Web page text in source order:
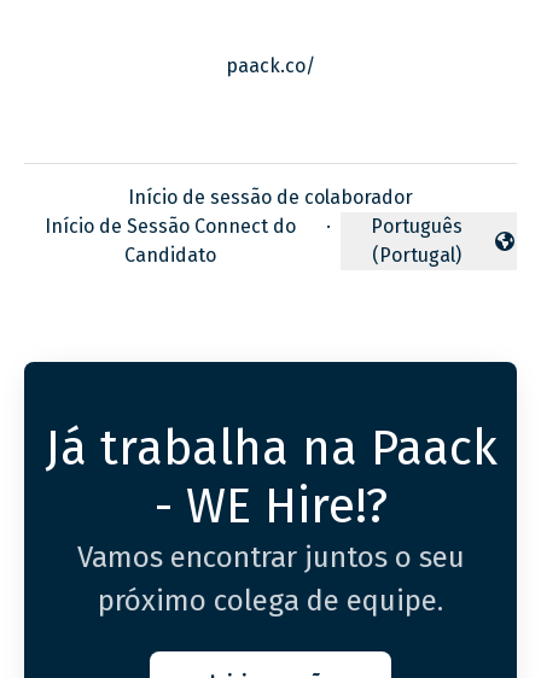
paack.co/
Início de sessão de colaborador
Início de Sessão Connect do
Candidato
·
Alterar idioma
Português
(Portugal)
Já trabalha na Paack
- WE Hire!?
Vamos encontrar juntos o seu
próximo colega de equipe.